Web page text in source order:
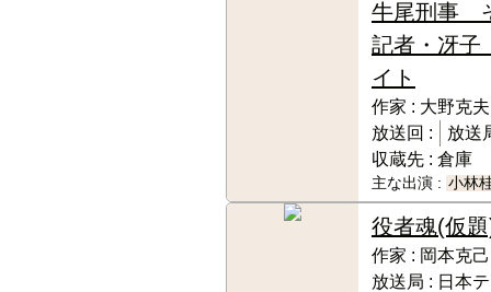
牛尾刑事
記者・冴
イト
作家 : 大野克
放送回 :
放送
収蔵先 : 倉庫
主な出演 : 小林
役者魂(仮
作家 : 岡本克己
放送局 : 日本